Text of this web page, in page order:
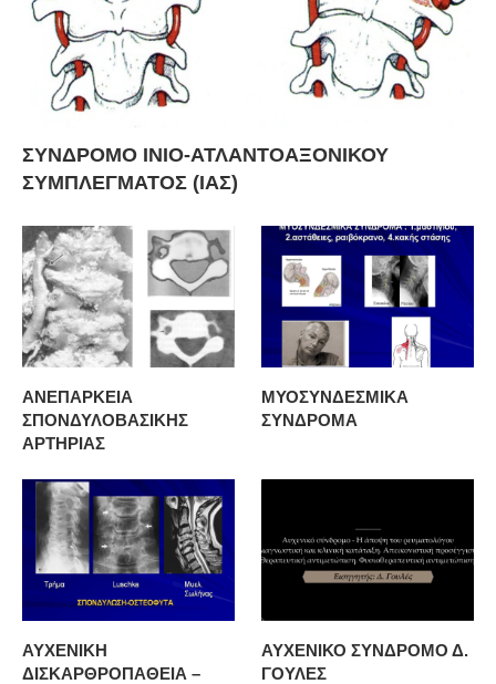
ΣΥΝΔΡΟΜΟ ΙΝΙΟ-ΑΤΛΑΝΤΟΑΞΟΝΙΚΟΥ
ΣΥΜΠΛΕΓΜΑΤΟΣ (ΙΑΣ)
ΑΝΕΠΑΡΚΕΙΑ
ΣΠΟΝΔΥΛΟΒΑΣΙΚΗΣ
ΑΡΤΗΡΙΑΣ
ΜΥΟΣΥΝΔΕΣΜΙΚΑ
ΣΥΝΔΡΟΜΑ
ΑΥΧΕΝΙΚΗ
ΔΙΣΚΑΡΘΡΟΠΑΘΕΙΑ –
ΑΥΧΕΝΙΚΟ ΣΥΝΔΡΟΜΟ Δ.
ΓΟΥΛΕΣ